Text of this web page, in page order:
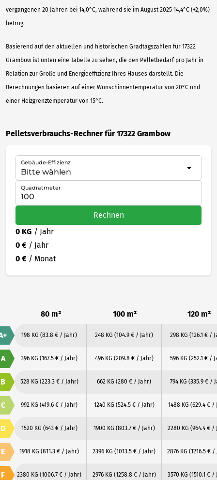
vergangenen 20 Jahren bei 14,0°C, während sie im August 2025 14,4°C (+2,0%)
betrug.
Basierend auf den aktuellen und historischen Gradtagszahlen für 17322
Grambow ist unten eine Tabelle zu sehen, die den Pelletbedarf pro Jahr in
Relation zur Größe und Energieeffizienz Ihres Hauses darstellt. Die
Berechnungen basieren auf einer Wunschinnentemperatur von 20°C und
einer Heizgrenztemperatur von 15°C.
Pelletsverbrauchs-Rechner für 17322 Grambow
Gebäude-Effizienz
Quadratmeter
Rechnen
0 KG / Jahr
0 € / Jahr
0 € / Monat
80 m² 100 m² 120 m²
198 KG (83.8 € / Jahr) 248 KG (104.9 € / Jahr) 298 KG (126.1 € /
A 396 KG (167.5 € / Jahr) 496 KG (209.8 € / Jahr) 596 KG (252.1 € /
B 528 KG (223.3 € / Jahr) 662 KG (280 € / Jahr) 794 KG (335.9 € /
C 992 KG (419.6 € / Jahr) 1240 KG (524.5 € / Jahr) 1488 KG (629.4 € /
D 1520 KG (643 € / Jahr) 1900 KG (803.7 € / Jahr) 2280 KG (964.4 € /
E 1918 KG (811.3 € / Jahr) 2396 KG (1013.5 € / Jahr) 2876 KG (1216.5 € /
F 2380 KG (1006.7 € / Jahr) 2976 KG (1258.8 € / Jahr) 3570 KG (1510.1 € /